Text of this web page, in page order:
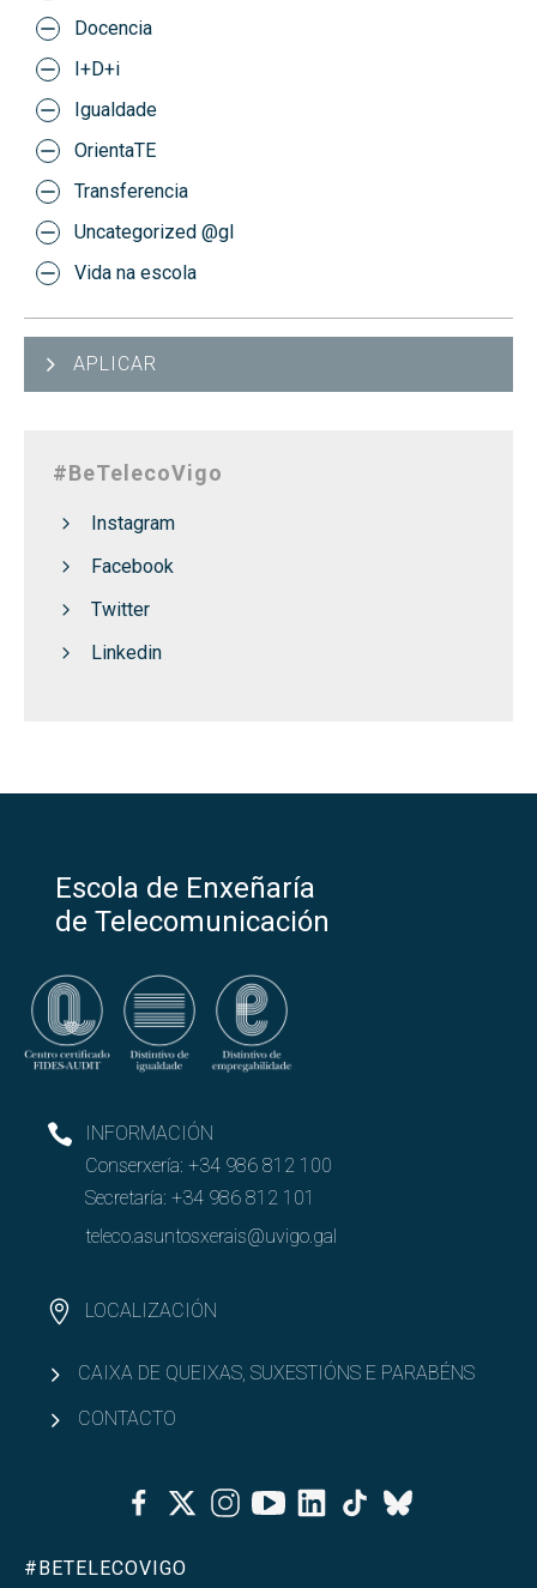
Docencia
I+D+i
Igualdade
OrientaTE
Transferencia
Uncategorized @gl
Vida na escola
APLICAR
#BeTelecoVigo
Instagram
Facebook
Twitter
Linkedin
Escola de Enxeñaría
de Telecomunicación
INFORMACIÓN
Conserxería: +34 986 812 100
Secretaría: +34 986 812 101
teleco.asuntosxerais@uvigo.gal
LOCALIZACIÓN
CAIXA DE QUEIXAS, SUXESTIÓNS E PARABÉNS
CONTACTO
FacebookTwitterInstagramYoutubeLinkedinTiktok
Bluesky
#BETELECOVIGO